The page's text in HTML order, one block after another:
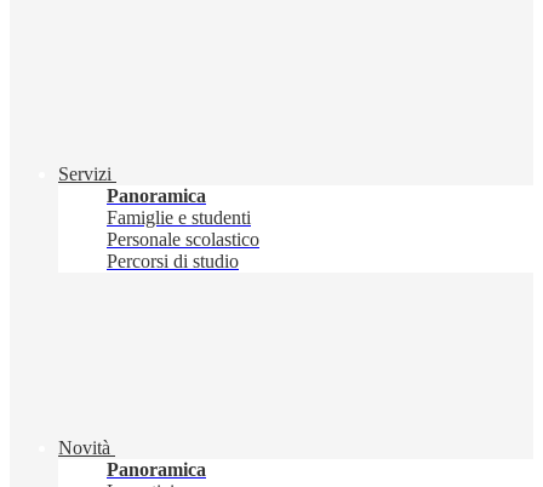
Servizi
Panoramica
Famiglie e studenti
Personale scolastico
Percorsi di studio
Novità
Panoramica